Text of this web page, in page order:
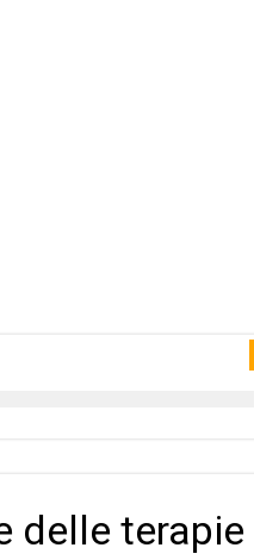
delle terapie